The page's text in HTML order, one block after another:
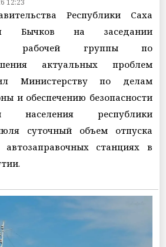
12:23
Республики Саха
Бычков на заседании
рабочей группы по
актуальных проблем
Министерству по делам
и обеспечению безопасности
населения республики
суточный объем отпуска
станциях в